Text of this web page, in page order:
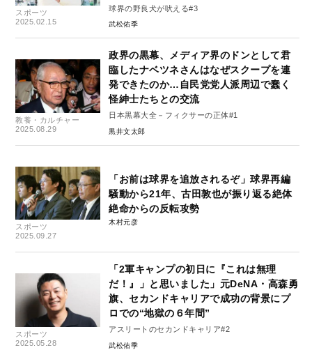
スポーツ
2025.02.15
球界の野良犬が吠える#3
武松佑季
教養・カルチャー
2025.08.29
政界の黒幕、メディア界のドンとして君
臨したナベツネさんはなぜスクープを連
発できたのか…自民党党人派周辺で蠢く
怪紳士たちとの交流
日本黒幕大全－フィクサーの正体#1
黒井文太郎
スポーツ
2025.09.27
「お前は球界を追放されるぞ」球界再編
騒動から21年、古田敦也が振り返る絶体
絶命からの反転攻勢
木村元彦
スポーツ
2025.05.28
「2軍キャンプの初日に『これは無理
だ！』」と思いました」元DeNA・高森勇
旗、セカンドキャリアで成功の背景にプ
ロでの“地獄の６年間”
アスリートのセカンドキャリア#2
武松佑季